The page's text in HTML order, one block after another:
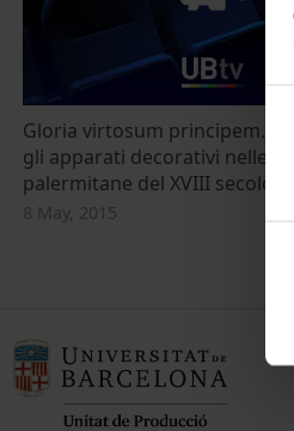
Gloria virtosum principem.
gli apparati decorativi nelle
palermitane del XVIII secolo
8 May, 2015